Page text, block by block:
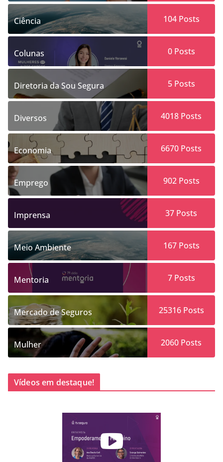
Ciência 104Posts
Colunas 0Posts
Diretoria da Sou Segura 5Posts
Diversos 4018 Posts
Economia 6670 Posts
Emprego 902Posts
Imprensa 37 Posts
Meio Ambiente 167Posts
Mentoria 7Posts
Mercado de Seguros 25316Posts
Mulher 2060 Posts
Vídeos em destaque!